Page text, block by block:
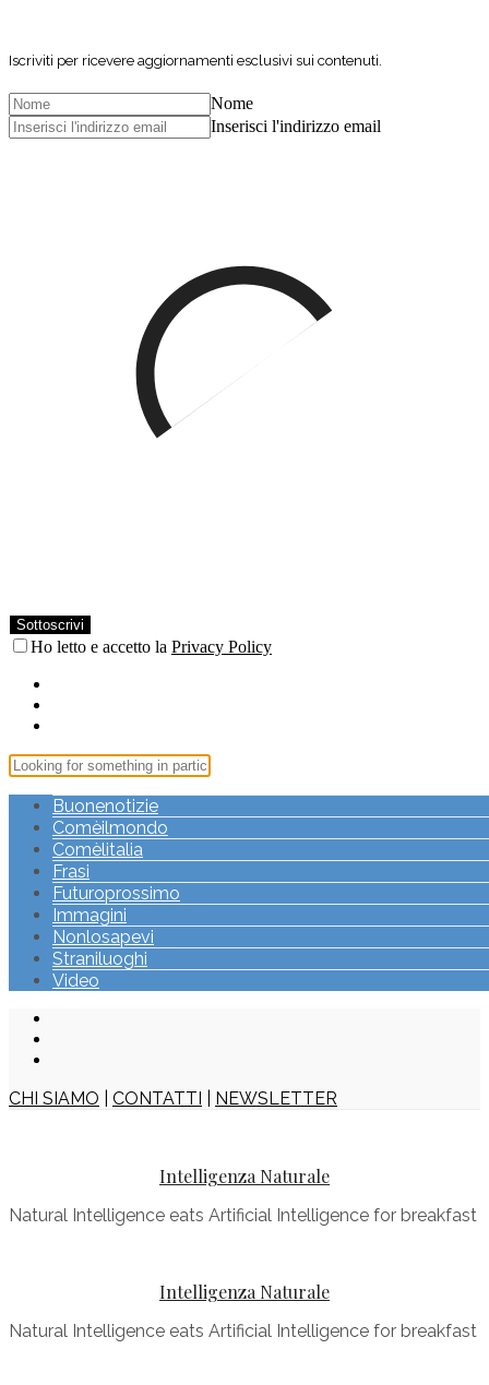
Iscriviti per ricevere aggiornamenti esclusivi sui contenuti.
Nome
Inserisci l'indirizzo email
Ho letto e accetto la Privacy Policy
Buonenotizie
Comèilmondo
Comèlitalia
Frasi
Futuroprossimo
Immagini
Nonlosapevi
Straniluoghi
Video
CHI SIAMO CONTATTI NEWSLETTER
Intelligenza Naturale
Natural Intelligence eats Artificial Intelligence for breakfast
Intelligenza Naturale
Natural Intelligence eats Artificial Intelligence for breakfast